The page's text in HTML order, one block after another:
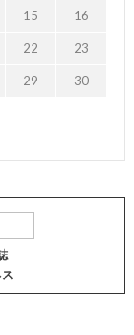
15 16
22 23
29 30